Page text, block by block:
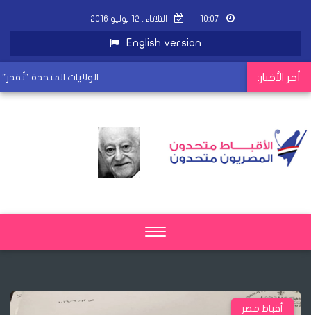
١٠:٠٧ الثلاثاء , ١٢ يوليو ٢٠١٦
English version
أخر الأخبار: الولايات المتحدة
Toggle
أقباط مصر